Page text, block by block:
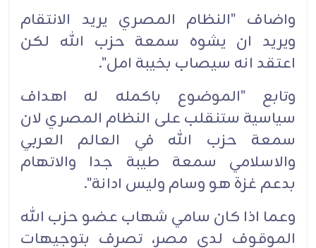
واضاف "النظام المصري يريد الانتقام
ويريد ان يشوه سمعة حزب الله لكن
اعتقد انه سيصاب بخيبة امل".
وتابع "الموضوع باكمله له اهداف
سياسية ستنقلب على النظام المصري لان
سمعة حزب الله في العالم العربي
والاسلامي سمعة طيبة جدا والاتهام
بدعم غزة هو وسام وليس ادانة".
وعما اذا كان سامي شهاب عضو حزب الله
الموقوف لدى مصر، تصرف بتوجيهات